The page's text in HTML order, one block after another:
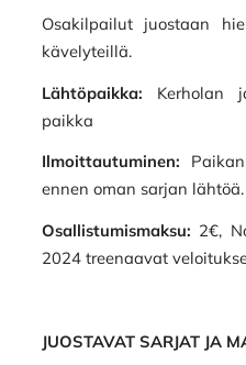
Osakilpailut juostaan
kävelyteillä.
Lähtöpaikka: Kerholan
paikka
Ilmoittautuminen:
ennen oman sarjan lähtöä.
Osallistumismaksu: 2€,
2024 treenaavat
JUOSTAVAT SARJAT JA